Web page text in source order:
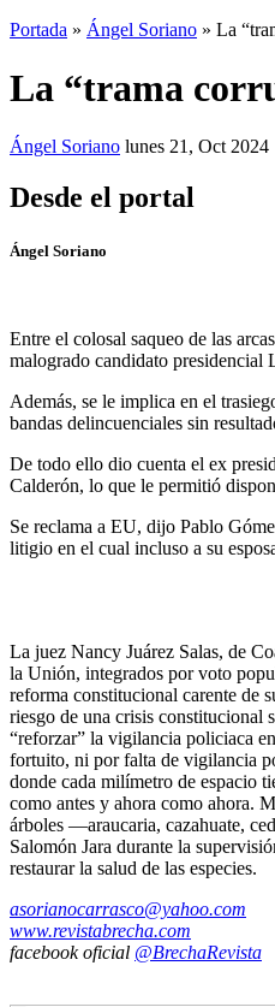
Portada » Ángel Soriano » La
La “trama
Ángel Soriano lunes 21, Oct 2024
Desde el portal
Ángel Soriano
Entre el colosal saqueo de las
malogrado candidato
Además, se le implica en el
bandas delincuenciales sin
De todo ello dio cuenta el ex
Calderón, lo que le permitió
Se reclama a EU, dijo Pablo
litigio en el cual incluso a su
La juez Nancy Juárez Salas, de
la Unión, integrados por voto
reforma constitucional carente de
riesgo de una crisis constitucional
“reforzar” la vigilancia policiaca
fortuito, ni por falta de vigilancia
donde cada milímetro de espacio
como antes y ahora como ahora.
árboles —araucaria, cazahuate,
Salomón Jara durante la
restaurar la salud de las especies.
asorianocarrasco@yahoo.com
www.revistabrecha.com
facebook oficial @BrechaRevista